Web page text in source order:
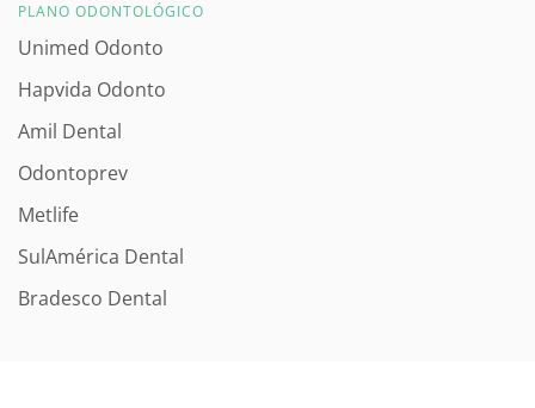
PLANO ODONTOLÓGICO
Unimed Odonto
Hapvida Odonto
Amil Dental
Odontoprev
Metlife
SulAmérica Dental
Bradesco Dental